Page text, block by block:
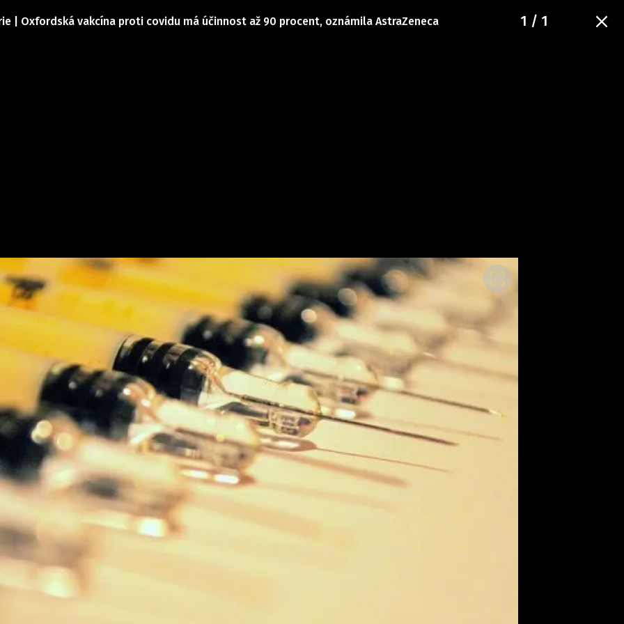
| Oxfordská vakcína proti covidu má účinnost až 90 procent, oznámila AstraZeneca 1 / 1